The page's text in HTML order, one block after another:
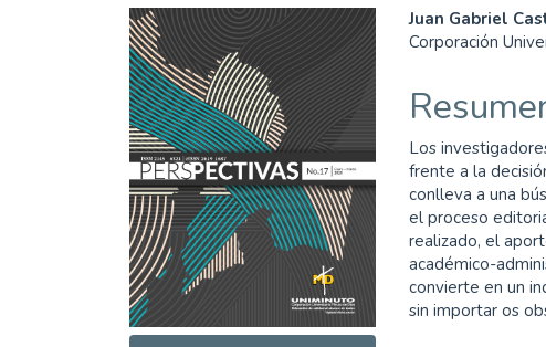
Barra
lateral
del
artículo
principal
del
artículo
Juan Gabriel
Corporación
Los
frente a la
conlleva a una
el proceso
realizado, el
académico-
convierte en un
sin importar os